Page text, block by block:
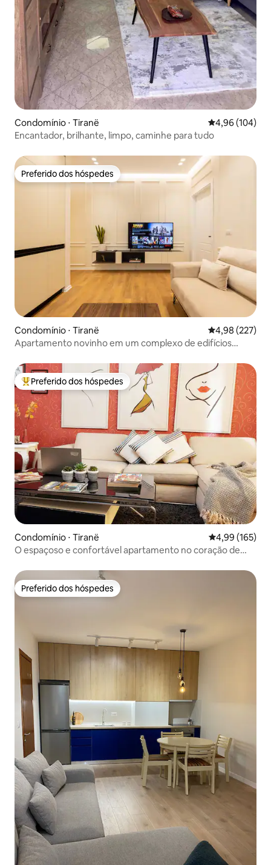
Condomínio ⋅ Tiranë 4,96 de uma
4,96 (104)
Encantador, brilhante, limpo, caminhe para tudo
Preferido dos hóspedes
Preferido dos hóspedes
Condomínio ⋅ Tiranë 4,98 de uma
4,98 (227)
Apartamento novinho em um complexo de edifícios
Entre os melhores preferidos dos hóspedes
Preferido dos hóspedes
Condomínio ⋅ Tiranë 4,99 de uma
4,99 (165)
O espaçoso e confortável apartamento no coração de
Preferido dos hóspedes
Preferido dos hóspedes